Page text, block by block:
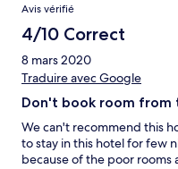
eggs, fried eggs, noodles (
coffee.
Avis vérifié
4/10 Correct
8 mars 2020
Traduire avec Google
Don't book room from
We can't recommend this
to stay in this hotel for few
because of the poor rooms